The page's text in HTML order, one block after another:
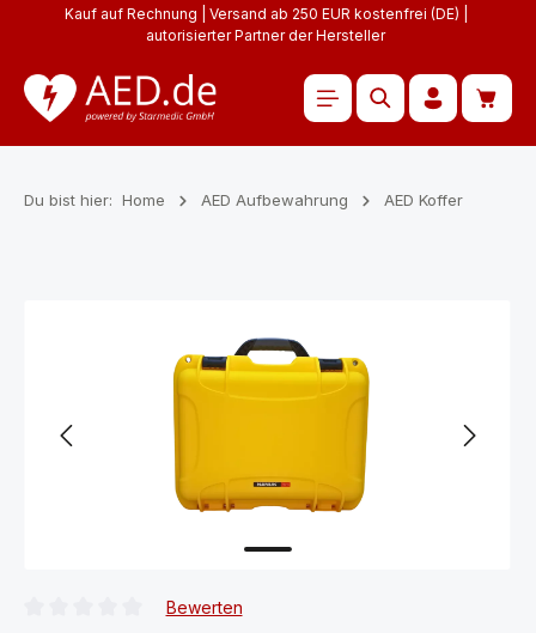
Zum Hauptinhalt springen
Kauf auf Rechnung | Versand ab 250 EUR kostenfrei (DE) |
autorisierter Partner der Hersteller
Du bist hier: Home AED Aufbewahrung AED Koffer
Bewerten